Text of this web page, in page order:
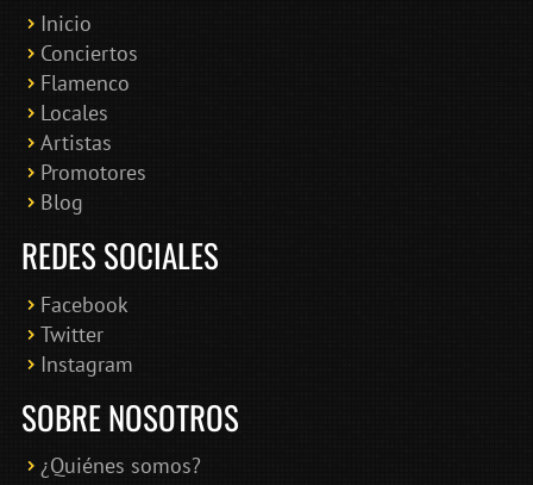
Inicio
Conciertos
Flamenco
Locales
Artistas
Promotores
Blog
REDES SOCIALES
Facebook
Twitter
Instagram
SOBRE NOSOTROS
¿Quiénes somos?